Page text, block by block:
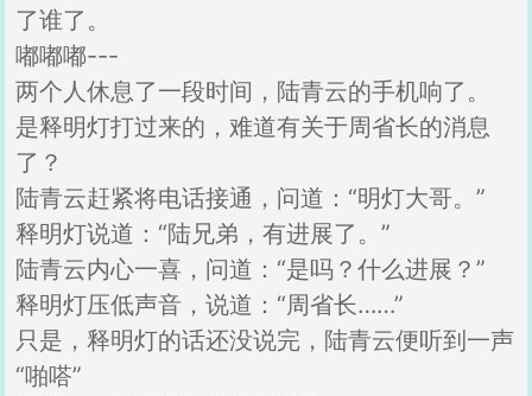
了谁了。
嘟嘟嘟---
两个人休息了一段时间，陆青云的手机响了。
是释明灯打过来的，难道有关于周省长的消息
了？
陆青云赶紧将电话接通，问道：“明灯大哥。”
释明灯说道：“陆兄弟，有进展了。”
陆青云内心一喜，问道：“是吗？什么进展？”
释明灯压低声音，说道：“周省长……”
只是，释明灯的话还没说完，陆青云便听到一声
“啪嗒”